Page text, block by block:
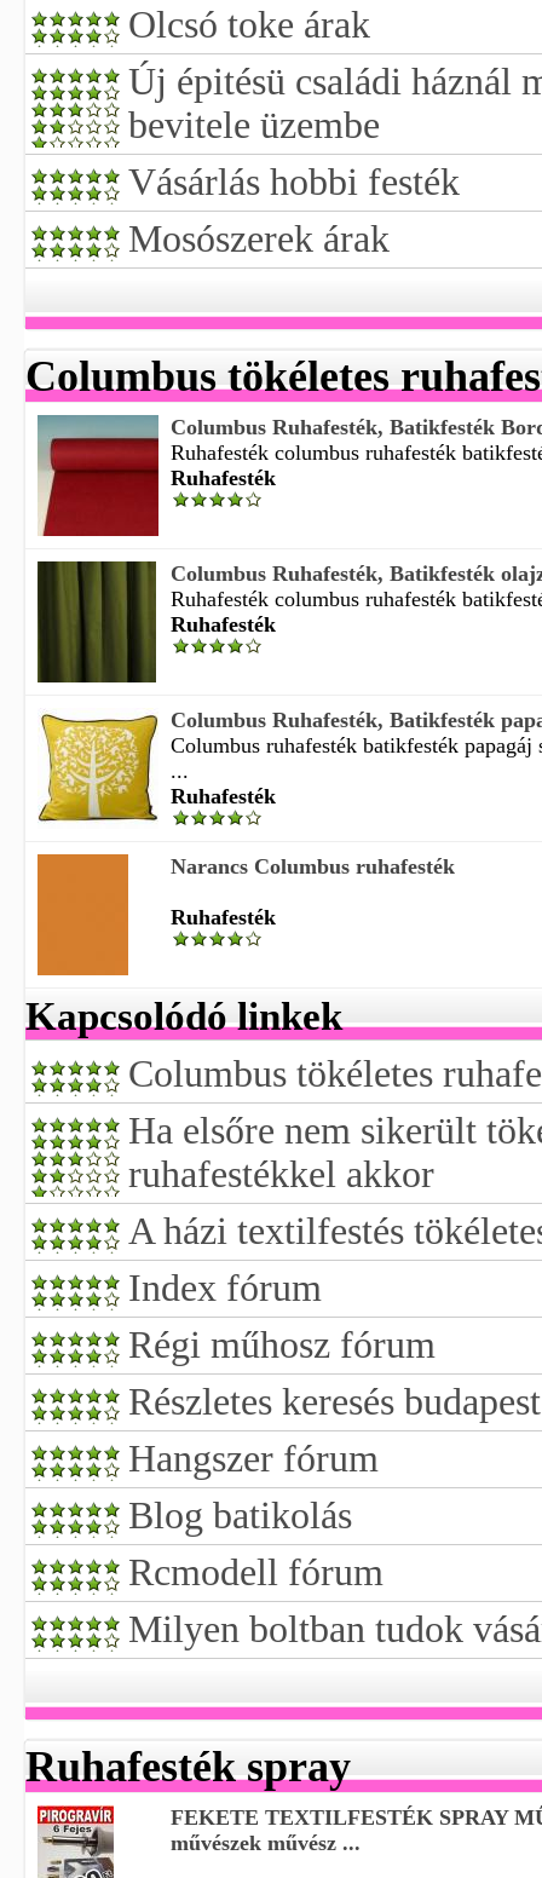
Olcsó toke árak
Új épitésü családi háznál
bevitele üzembe
Vásárlás hobbi festék
Mosószerek árak
Columbus tökéletes
Columbus Ruhafesték, Batikfesték
Ruhafesték columbus ruhafesték
Ruhafesték
Columbus Ruhafesték, Batikfesték
Ruhafesték columbus ruhafesték
Ruhafesték
Columbus Ruhafesték, Batikfesték
Columbus ruhafesték batikfesték papagáj
...
Ruhafesték
Narancs Columbus ruhafesték
Ruhafesték
Kapcsolódó linkek
Columbus tökéletes
Ha elsőre nem sikerült
ruhafestékkel akkor
A házi textilfestés
Index fórum
Régi műhosz fórum
Részletes keresés
Hangszer fórum
Blog batikolás
Rcmodell fórum
Milyen boltban tudok
Ruhafesték spray
FEKETE TEXTILFESTÉK SPRAY
művészek művész ...